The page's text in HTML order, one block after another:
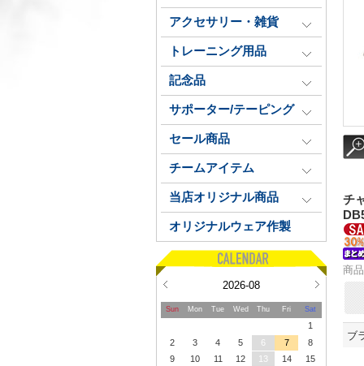
アクセサリー・雑貨
トレーニング用品
記念品
サポーター/テーピング
セール商品
チームアイテム
当店オリジナル商品
オリジナルウェア作製
2026-08
Sun Mon Tue Wed Thu Fri Sat
1
2
3 4 5 6 7
8
9
10 11 12 13 14
15
チ
商
ブ